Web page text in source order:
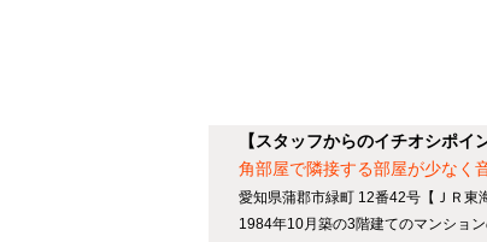
【スタッフからのイチオシポ
角部屋で隣接する部屋が少なく
愛知県蒲郡市緑町 12番42号【ＪＲ東
1984年10月築の3階建てのマンショ